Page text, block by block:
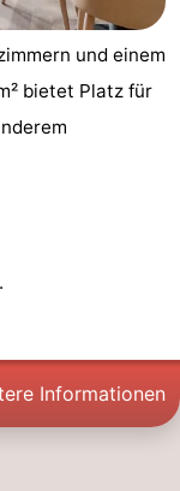
und einem
bietet Platz für
Informationen